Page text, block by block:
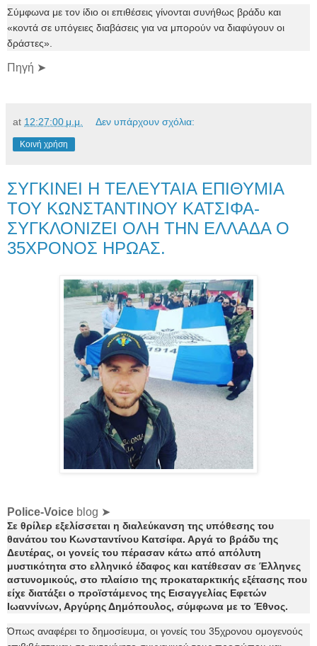
Σύμφωνα με τον ίδιο οι επιθέσεις γίνονται συνήθως βράδυ και
«κοντά σε υπόγειες διαβάσεις για να μπορούν να διαφύγουν οι
δράστες».
Πηγή ➤
at 12:27:00 μ.μ. Δεν υπάρχουν σχόλια:
Κοινή χρήση
ΣΥΓΚΙΝΕΙ Η ΤΕΛΕΥΤΑΙΑ ΕΠΙΘΥΜΙΑ
ΤΟΥ ΚΩΝΣΤΑΝΤΙΝΟΥ ΚΑΤΣΙΦΑ-
ΣΥΓΚΛΟΝΙΖΕΙ ΟΛΗ ΤΗΝ ΕΛΛΑΔΑ Ο
35ΧΡΟΝΟΣ ΗΡΩΑΣ.
Police-Voice blog ➤
Σε θρίλερ εξελίσσεται η διαλεύκανση της υπόθεσης του
θανάτου του Κωνσταντίνου Κατσίφα. Αργά το βράδυ της
Δευτέρας, οι γονείς του πέρασαν κάτω από απόλυτη
μυστικότητα στο ελληνικό έδαφος και κατέθεσαν σε Έλληνες
αστυνομικούς, στο πλαίσιο της προκαταρκτικής εξέτασης που
είχε διατάξει ο προϊστάμενος της Εισαγγελίας Εφετών
Ιωαννίνων, Αργύρης Δημόπουλος, σύμφωνα με το Έθνος.
Όπως αναφέρει το δημοσίευμα, οι γονείς του 35χρονου ομογενούς